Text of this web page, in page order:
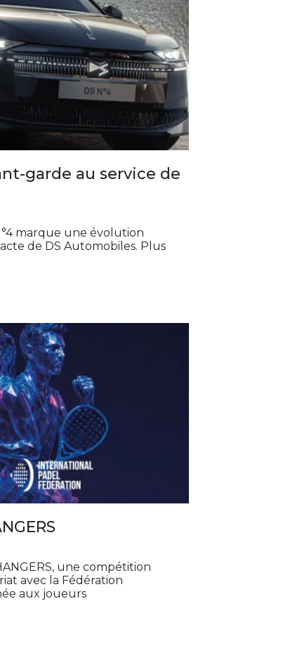
garde au service de
marque une évolution
de DS Automobiles. Plus
une compétition
avec la Fédération
aux joueurs